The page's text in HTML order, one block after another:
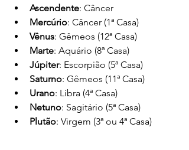
Ascendente: Câncer
Mercúrio: Câncer (1ª Casa)
Vênus: Gêmeos (12ª Casa)
Marte: Aquário (8ª Casa)
Júpiter: Escorpião (5ª Casa)
Saturno: Gêmeos (11ª Casa)
Urano: Libra (4ª Casa)
Netuno: Sagitário (5ª Casa)
Plutão: Virgem (3ª ou 4ª Casa)